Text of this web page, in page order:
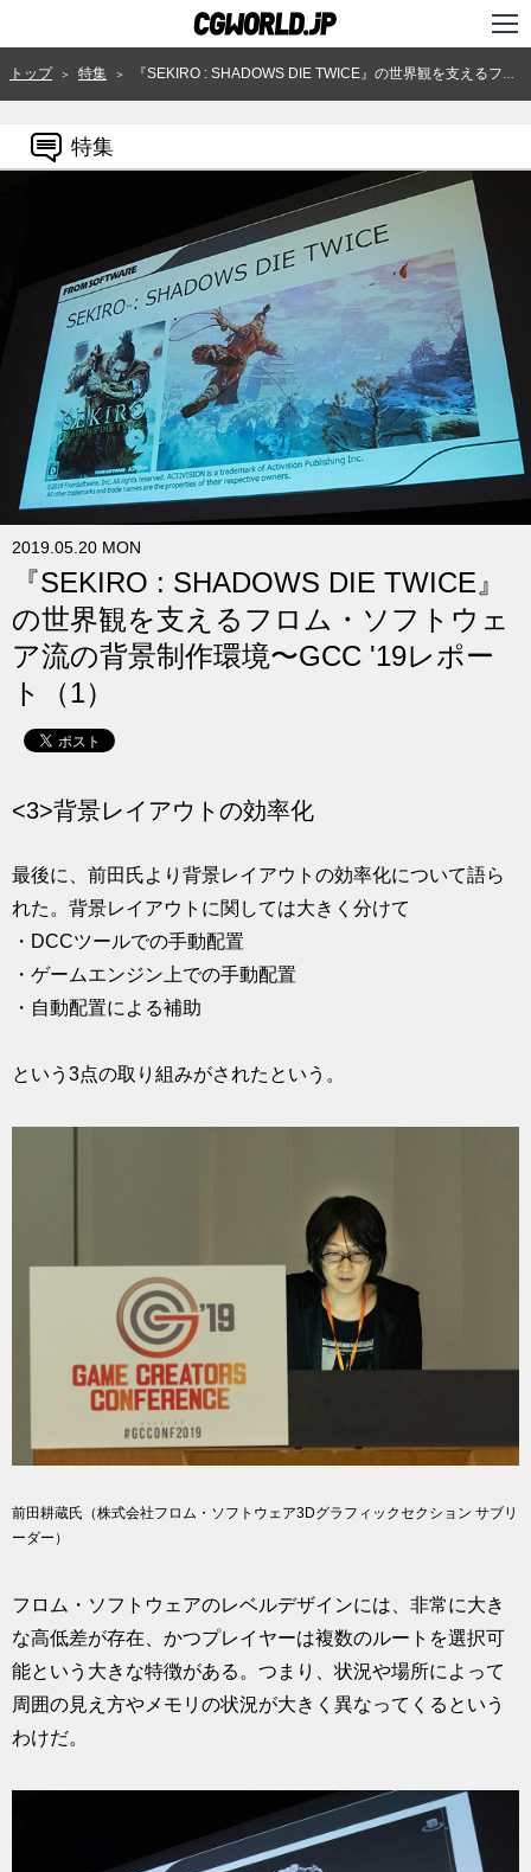
TOP
ニュース
用語辞典
スタジオ
講座
SHOP
クリエイターズID
求人
トップ ＞ 特集 ＞ 『SEKIRO : SHADOWS DIE TWICE』の世界観を支えるフロム・ソフトウェア流の背景制作環境〜GCC '19レポート（1）
特集
2019.05.20 MON
『SEKIRO : SHADOWS DIE TWICE』
の世界観を支えるフロム・ソフトウェ
ア流の背景制作環境〜GCC '19レポー
ト（1）
<3>背景レイアウトの効率化
最後に、前田氏より背景レイアウトの効率化について語ら
れた。背景レイアウトに関しては大きく分けて
・DCCツールでの手動配置
・ゲームエンジン上での手動配置
・自動配置による補助
という3点の取り組みがされたという。
前田耕蔵氏（株式会社フロム・ソフトウェア3Dグラフィックセクション サブリ
ーダー）
フロム・ソフトウェアのレベルデザインには、非常に大き
な高低差が存在、かつプレイヤーは複数のルートを選択可
能という大きな特徴がある。つまり、状況や場所によって
周囲の見え方やメモリの状況が大きく異なってくるという
わけだ。